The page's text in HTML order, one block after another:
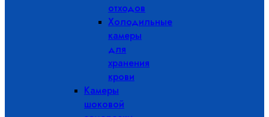
отходов
Холодильные
камеры
для
хранения
крови
Камеры
шоковой